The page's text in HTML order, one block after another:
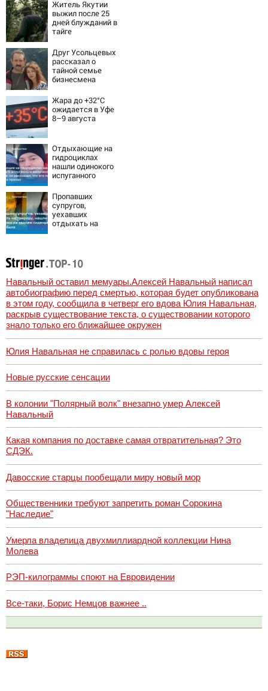
Житель Якутии
выжил после 25
дней блужданий в
тайге
Друг Усольцевых
рассказал о
тайной семье
бизнесмена
Жара до +32°C
ожидается в Уфе
8–9 августа
Отдыхающие на
гидроциклах
нашли одинокого
испуганного
лодке: он
рассказал, что
его папа нырнул и
пропал
Пропавших
супругов,
уехавших
отдыхать на
автомобиля
Навальный оставил мемуары.Алексей Навальный написал
автобиографию перед смертью, которая будет опубликована
в этом году, сообщила в четверг его вдова Юлия Навальная,
раскрыв существование текста, о существовании которого
знало только его ближайшее окружен
Юлия Навальная не справилась с ролью вдовы героя
Новые русские сенсации
В колонии "Полярный волк" внезапно умер Алексей
Навальный
Какая компания по доставке самая отвратительная? Это
СДЭК.
Давосские старцы пообещали миру новый мор
Общественники требуют запретить роман Сорокина
"Наследие"
Умерла владелица двухмиллиардной коллекции Нина
Молева
РЭП-килограммы споют на Евровидении
Все-таки, Борис Немцов важнее ..